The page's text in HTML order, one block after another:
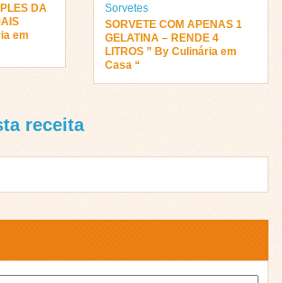
DA
em
Sorvetes
SORVETE COM APENAS 1
GELATINA – RENDE 4
LITROS ” By Culinária em
Casa “
receita